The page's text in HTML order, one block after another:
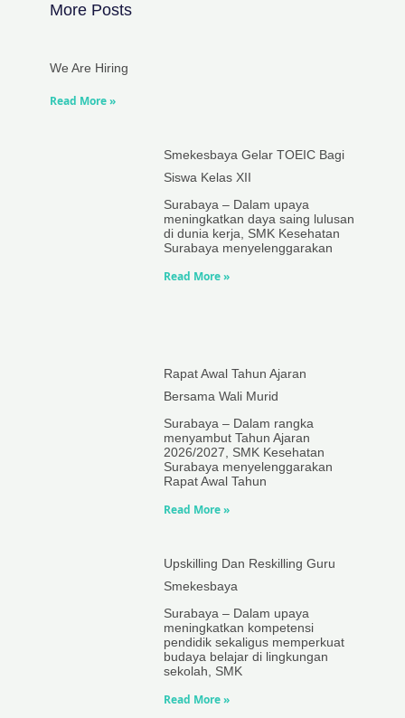
More Posts
We Are Hiring
Read More »
Smekesbaya Gelar TOEIC Bagi
Siswa Kelas XII
Surabaya – Dalam upaya
meningkatkan daya saing lulusan
di dunia kerja, SMK Kesehatan
Surabaya menyelenggarakan
Read More »
Rapat Awal Tahun Ajaran
Bersama Wali Murid
Surabaya – Dalam rangka
menyambut Tahun Ajaran
2026/2027, SMK Kesehatan
Surabaya menyelenggarakan
Rapat Awal Tahun
Read More »
Upskilling Dan Reskilling Guru
Smekesbaya
Surabaya – Dalam upaya
meningkatkan kompetensi
pendidik sekaligus memperkuat
budaya belajar di lingkungan
sekolah, SMK
Read More »